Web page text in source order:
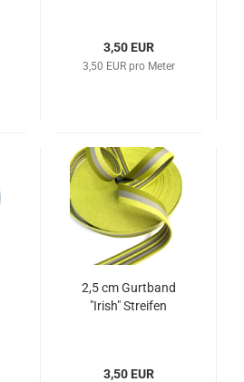
3,50 EUR
3,50 EUR pro Meter
2,5 cm Gurtband
"Irish" Streifen
3,50 EUR